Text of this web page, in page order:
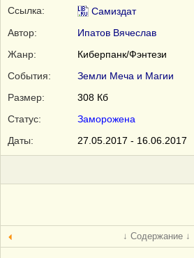
Ссылка:
Самиздат
Автор:
Ипатов Вячеслав
Жанр:
Киберпанк/Фэнтези
События:
Земли Меча и Магии
Размер:
308 Кб
Статус:
Заморожена
Даты:
27.05.2017 - 16.06.2017
↓ Содержание ↓